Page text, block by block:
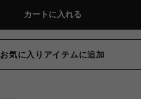
カートに入れる
お気に入りアイテムに追加